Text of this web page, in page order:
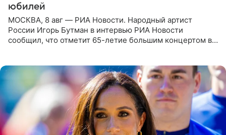
юбилей
МОСКВА, 8 авг — РИА Новости. Народный артист
России Игорь Бутман в интервью РИА Новости
сообщил, что отметит 65-летие большим концертом в